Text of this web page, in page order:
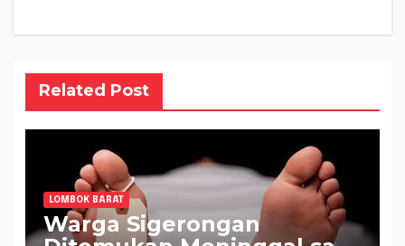
Related Post
LOMBOK BARAT
Warga Sigerongan